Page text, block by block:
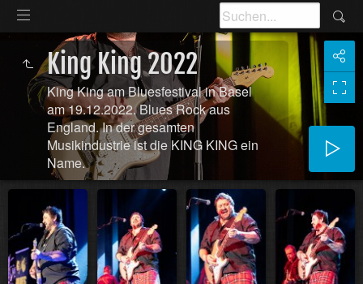
King King 2022
King King am Bluesfestival in Basel
am 19.12.2022. Blues Rock aus
England. In der gesamten
Musikindustrie ist die KING KING ein
Name.